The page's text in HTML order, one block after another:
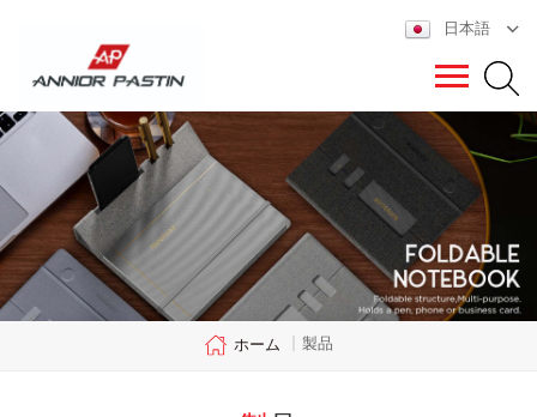
日本語
ホーム | 製品